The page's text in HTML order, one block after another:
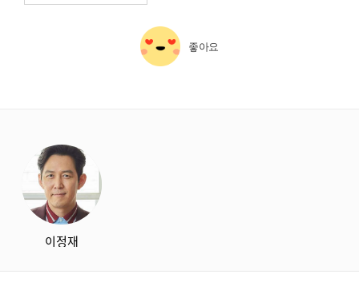
좋아요
이정재